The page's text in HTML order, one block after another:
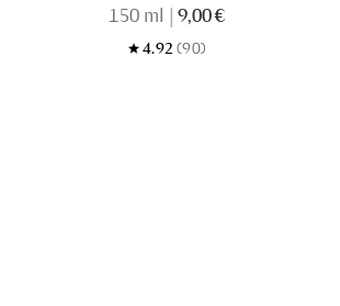
150 ml 9,00 €
4.92 (90)